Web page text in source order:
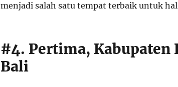
menjadi salah satu tempat terbaik untuk
#4. Pertima, Kabupaten
Bali